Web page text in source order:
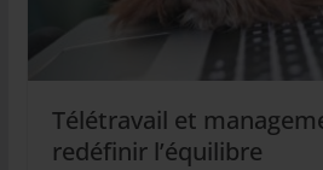
Télétravail et
redéfinir l’équilibre